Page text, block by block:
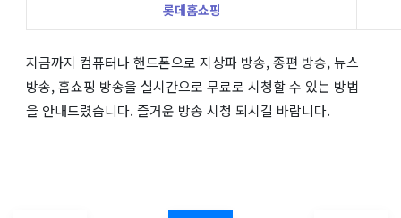
롯데홈쇼핑
지금까지 컴퓨터나 핸드폰으로 지상파 방송, 종편 방송, 뉴스
방송, 홈쇼핑 방송을 실시간으로 무료로 시청할 수 있는 방법
을 안내드렸습니다. 즐거운 방송 시청 되시길 바랍니다.